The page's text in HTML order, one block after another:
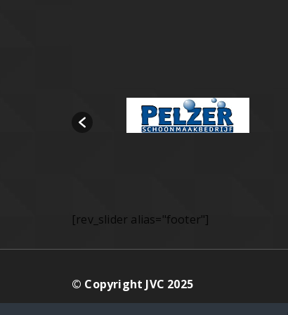
[rev_slider alias="footer"]
© Copyright JVC 2025